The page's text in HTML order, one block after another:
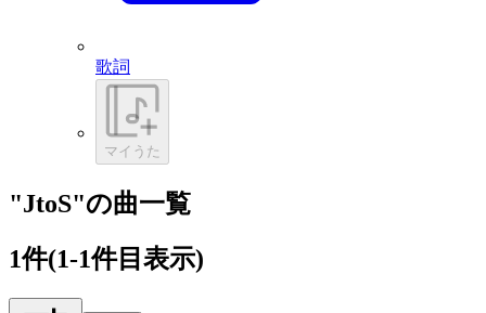
歌詞
マイうた
"JtoS"の曲一覧
1件(1-1件目表示)